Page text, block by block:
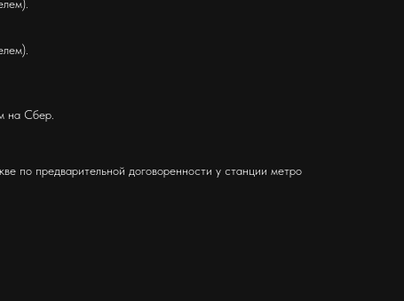
на Сбер.
по предварительной договоренности у станции метро